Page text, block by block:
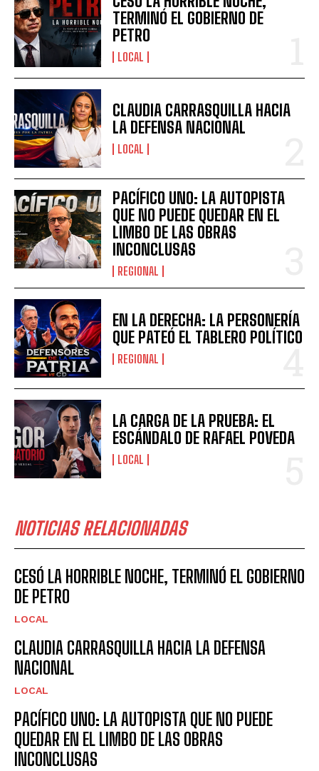
TERMINÓ EL GOBIERNO DE
PETRO
LOCAL
CLAUDIA CARRASQUILLA HACIA
LA DEFENSA NACIONAL
LOCAL
PACÍFICO UNO: LA AUTOPISTA
QUE NO PUEDE QUEDAR EN EL
LIMBO DE LAS OBRAS
INCONCLUSAS
REGIONAL
EN LA DERECHA: LA PERSONERÍA
QUE PATEÓ EL TABLERO POLÍTICO
REGIONAL
LA CARGA DE LA PRUEBA: EL
ESCÁNDALO DE RAFAEL POVEDA
LOCAL
NOTICIAS RELACIONADAS
CESÓ LA HORRIBLE NOCHE, TERMINÓ EL GOBIERNO
DE PETRO
LOCAL
CLAUDIA CARRASQUILLA HACIA LA DEFENSA
NACIONAL
LOCAL
PACÍFICO UNO: LA AUTOPISTA QUE NO PUEDE
QUEDAR EN EL LIMBO DE LAS OBRAS
INCONCLUSAS